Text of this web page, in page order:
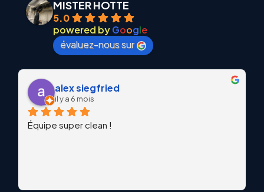
MISTER HOTTE
5.0
powered byGoogle
évaluez-nous sur
alex siegfried
il y a 6 mois
Équipe super clean !